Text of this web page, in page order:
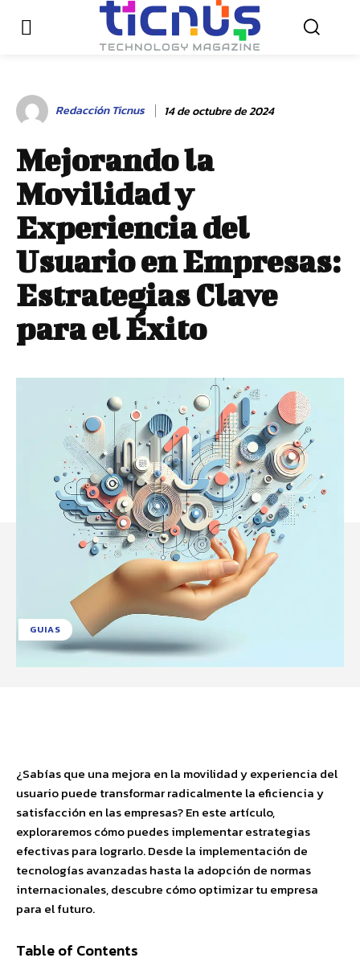
Redacción Ticnus 14 de octubre de 2024
Mejorando la
Movilidad y
Experiencia del
Usuario en Empresas:
Estrategias Clave
para el Éxito
GUIAS
¿Sabías que una mejora en la movilidad y experiencia del
usuario puede transformar radicalmente la eficiencia y
satisfacción en las empresas? En este artículo,
exploraremos cómo puedes implementar estrategias
efectivas para lograrlo. Desde la implementación de
tecnologías avanzadas hasta la adopción de normas
internacionales, descubre cómo optimizar tu empresa
para el futuro.
Table of Contents